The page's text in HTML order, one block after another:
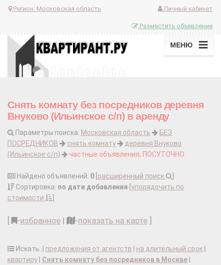
Регион: Московская область Личный кабинет
Разместить объявление
МЕНЮ
Снять комнату без посредников деревня
Внуково (Ильинское с/п) в аренду
Параметры поиска: Московская область
БЕЗ
ПОСРЕДНИКОВ
снять комнату
деревня Внуково
(Ильинское с/п)
частные объявления, ПОСУТОЧНО
Найдено объявлений: 0 расширенный поиск
Сортировка: по дате добавления упорядочить по
стоимости
-избранное | -показать на карте
Искать: | предложения от агентств на длительный срок
квартиру
Снять комнату без посредников в Москве